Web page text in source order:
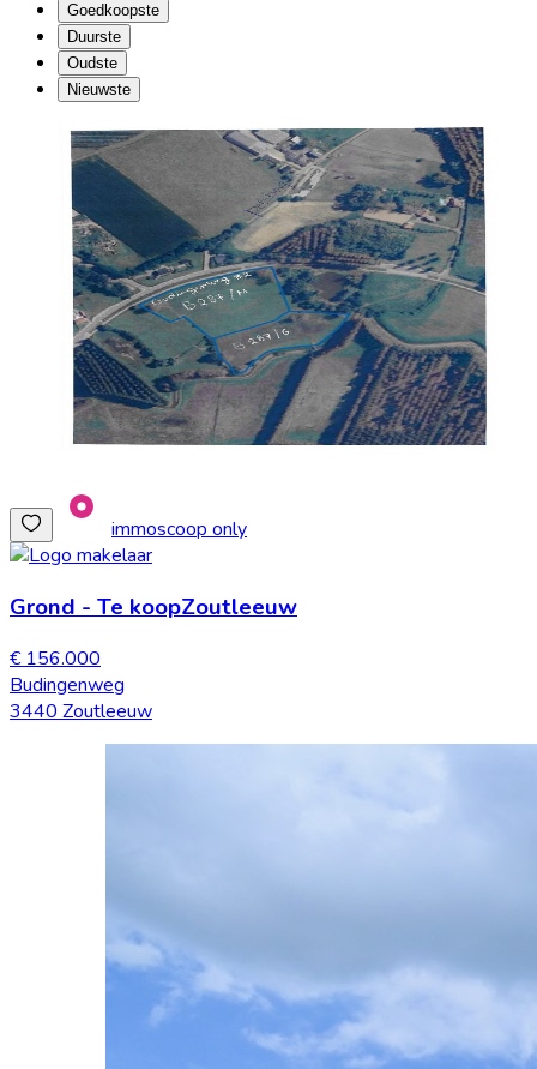
Goedkoopste
Duurste
Oudste
Nieuwste
immoscoop only
Grond - Te koopZoutleeuw
€ 156.000
Budingenweg
3440 Zoutleeuw